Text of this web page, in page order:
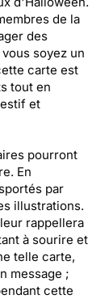
de la
des
soyez un
carte est
tout en
et
pourront
En
par
illustrations.
rappellera
à sourire et
telle carte,
message ;
cette